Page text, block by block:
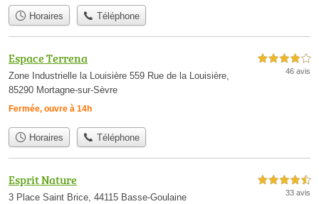
Horaires Téléphone
Espace Terrena
Zone Industrielle la Louisière 559 Rue de la Louisière,
85290 Mortagne-sur-Sèvre
Fermée, ouvre à 14h
4,0 étoiles sur 5
46 avis
Horaires Téléphone
Esprit Nature
3 Place Saint Brice, 44115 Basse-Goulaine
4,5 étoiles sur 5
33 avis